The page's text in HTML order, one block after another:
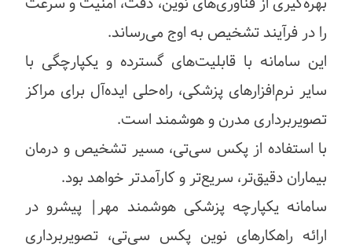
را در فرآیند تشخیص به اوج می‌رساند.
این سامانه با قابلیت‌های گسترده و یکپارچگی با
سایر نرم‌افزارهای پزشکی، راه‌حلی ایده‌آل برای مراکز
تصویربرداری مدرن و هوشمند است.
با استفاده از پکس سی‌تی، مسیر تشخیص و درمان
بیماران دقیق‌تر، سریع‌تر و کارآمدتر خواهد بود.
سامانه یکپارچه پزشکی هوشمند مهر| پیشرو در
ارائه راهکارهای نوین پکس سی‌تی، تصویربرداری